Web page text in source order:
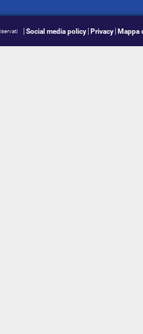
Social media policy Privacy Mappa